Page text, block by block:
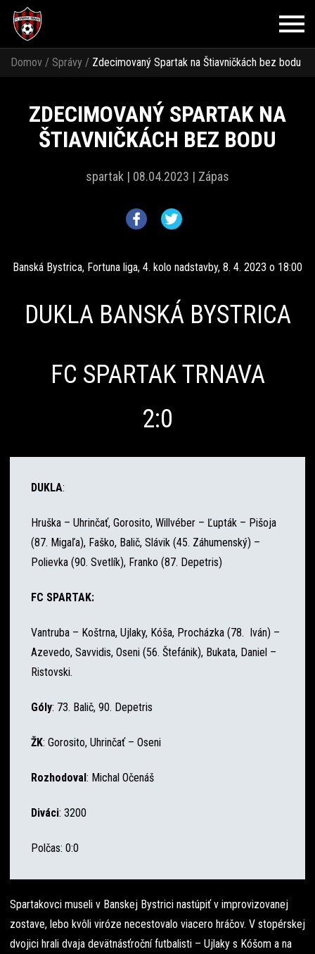
Domov / Správy / Zdecimovaný Spartak na Štiavničkách bez bodu
ZDECIMOVANÝ SPARTAK NA
ŠTIAVNIČKÁCH BEZ BODU
spartak | 08.04.2023 | Zápas
Banská Bystrica, Fortuna liga, 4. kolo nadstavby, 8. 4. 2023 o 18:00
DUKLA BANSKÁ BYSTRICA
FC SPARTAK TRNAVA
2:0
DUKLA:
Hruška – Uhrinčať, Gorosito, Willvéber – Ľupták – Pišoja
(87. Migaľa), Faško, Balič, Slávik (45. Záhumenský) –
Polievka (90. Svetlík), Franko (87. Depetris)
FC SPARTAK:
Vantruba – Koštrna, Ujlaky, Kóša, Procházka (78. Iván) –
Azevedo, Savvidis, Oseni (56. Štefánik), Bukata, Daniel –
Ristovski.
Góly: 73. Balič, 90. Depetris
ŽK: Gorosito, Uhrinčať – Oseni
Rozhodoval: Michal Očenáš
Diváci: 3200
Polčas: 0:0
Spartakovci museli v Banskej Bystrici nastúpiť v improvizovanej
zostave, lebo kvôli viróze necestovalo viacero hráčov. V stopérskej
dvojici hrali dvaja devätnásťroční futbalisti – Ujlaky s Kóšom a na